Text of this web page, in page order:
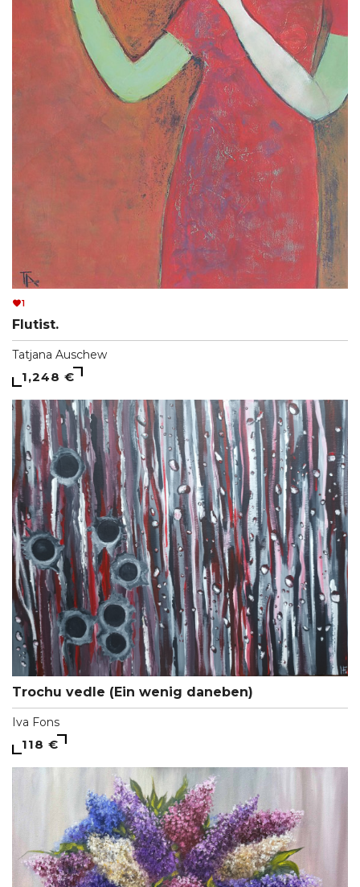
1
Flutist.
Tatjana Auschew
1,248 €
Trochu vedle (Ein wenig daneben)
Iva Fons
118 €